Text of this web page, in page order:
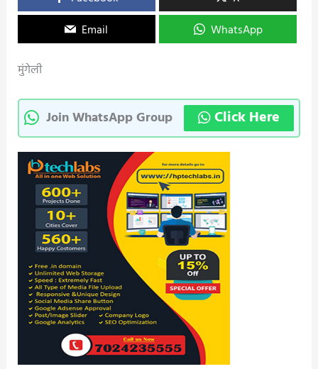
Email
WhatsApp
मुंगेली
Join WhatsApp Group Click Here